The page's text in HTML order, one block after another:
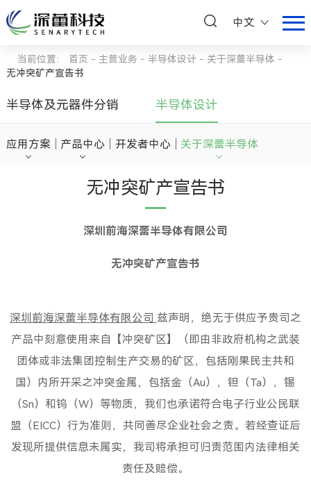
中文
半导体及元器件分销 半导体设计
当前位置： 首页 - 主营业务 -半导体设计 - 关于深蕾半导体 -
无冲突矿产宣告书
应用方案 产品中心 开发者中心 关于深蕾半导体
无冲突矿产宣告书
深圳前海深蕾半导体有限公司
无冲突矿产宣告书
深圳前海深蕾半导体有限公司 兹声明，绝无于供应予贵司之
产品中刻意使用来自【冲突矿区】（即由非政府机构之武装
团体或非法集团控制生产交易的矿区，包括刚果民主共和
国）内所开采之冲突金属，包括金（Au），钽（Ta），锡
（Sn）和钨（W）等物质，我们也承诺符合电子行业公民联
盟（EICC）行为准则，共同善尽企业社会之责。若经查证后
发现所提供信息未属实，我司将承担可归责范围内法律相关
责任及赔偿。